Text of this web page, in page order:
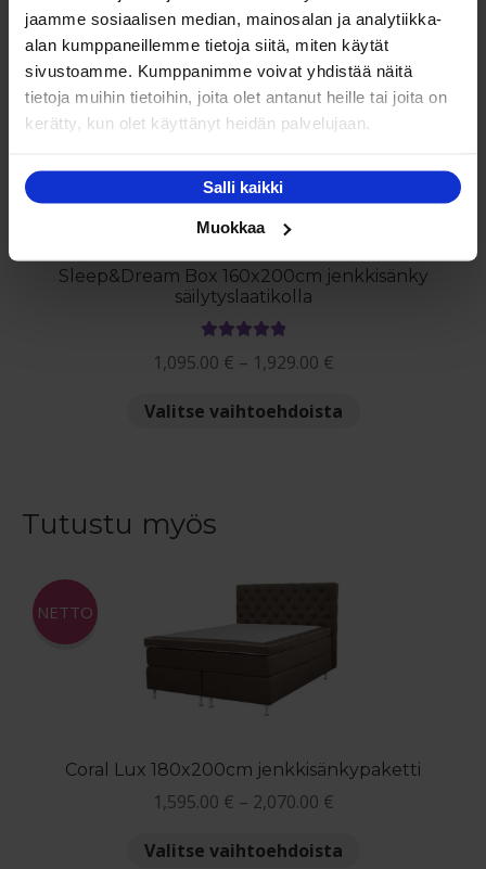
jaamme sosiaalisen median, mainosalan ja analytiikka-
alan kumppaneillemme tietoja siitä, miten käytät
sivustoamme. Kumppanimme voivat yhdistää näitä
tietoja muihin tietoihin, joita olet antanut heille tai joita on
kerätty, kun olet käyttänyt heidän palvelujaan.
Salli kaikki
Muokkaa
Saatat myös pitää...
Sleep&Dream Box 160x200cm jenkkisänky
säilytyslaatikolla
tuotteesta:
NETTO
1,095.00 € – 1,929.00 €
-
Valitse vaihtoehdoista
Tutustu myös
Coral Lux 180x200cm jenkkisänkypaketti
NETTO
1,595.00 € – 2,070.00 €
-
Valitse vaihtoehdoista